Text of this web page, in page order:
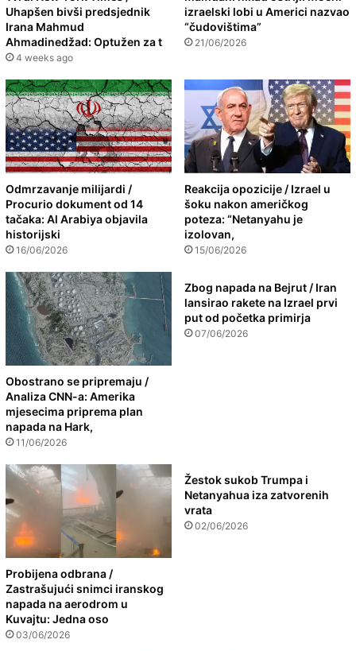
Uhapšen bivši predsjednik
Irana Mahmud
Ahmadinedžad: Optužen za t
4 weeks ago
izraelski lobi u Americi nazvao
“čudovištima”
21/06/2026
Odmrzavanje milijardi /
Procurio dokument od 14
tačaka: Al Arabiya objavila
historijski
16/06/2026
Reakcija opozicije / Izrael u
šoku nakon američkog
poteza: “Netanyahu je
izolovan,
15/06/2026
Obostrano se pripremaju /
Analiza CNN-a: Amerika
mjesecima priprema plan
napada na Hark,
11/06/2026
Zbog napada na Bejrut / Iran
lansirao rakete na Izrael prvi
put od početka primirja
07/06/2026
Probijena odbrana /
Zastrašujući snimci iranskog
napada na aerodrom u
Kuvajtu: Jedna oso
03/06/2026
Žestok sukob Trumpa i
Netanyahua iza zatvorenih
vrata
02/06/2026